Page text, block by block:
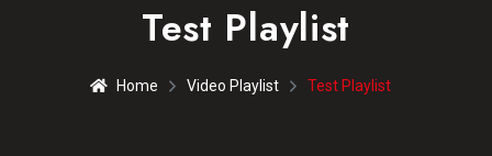
Test Playlist
Home Video Playlist Test Playlist